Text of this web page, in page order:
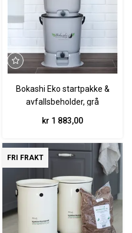
Bokashi Eko startpakke &
avfallsbeholder, grå
kr 1 883,00
FRI FRAKT